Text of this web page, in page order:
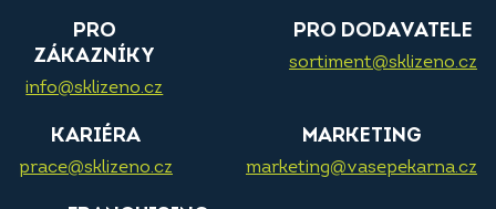
PRO
ZÁKAZNÍKY
info@sklizeno.cz
PRO DODAVATELE
sortiment@sklizeno.cz
KARIÉRA
prace@sklizeno.cz
MARKETING
marketing@vasepekarna.cz